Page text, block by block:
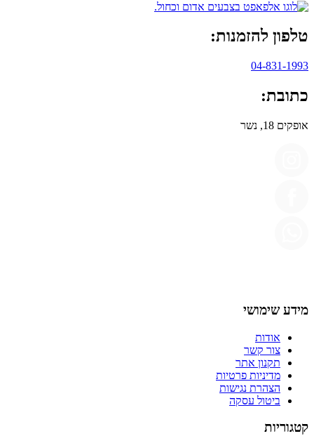
טלפון להזמנות:
04-831-1993
כתובת:
אופקים 18, נשר
מידע שימושי
אודות
צור קשר
תקנון אתר
מדיניות פרטיות
הצהרת נגישות
ביטול עסקה
קטגוריות